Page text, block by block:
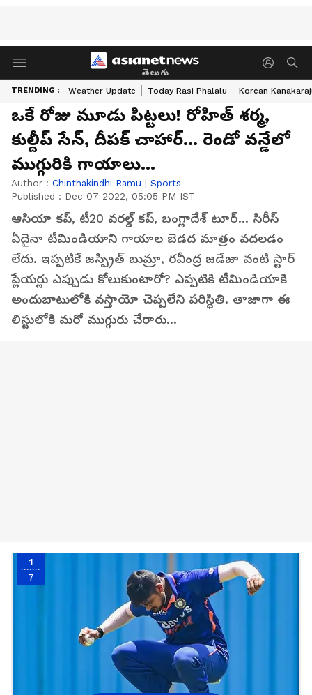
తెలుగు
TRENDING : Weather Update Today Rasi Phalalu Korean
ఒకే రోజు మూడు పిట్టలు! రోహిత్ శర్మ,
కుల్దీప్ సేన్, దీపక్ చాహార్... రెండో వన్డేలో
ముగ్గురికి గాయాలు...
Author : Chinthakindhi Ramu | Sports
Published : Dec 07 2022, 05:05 PM IST
ఆసియా కప్, టీ20 వరల్డ్ కప్, బంగ్లాదేశ్‌ టూర్... సిరీస్
ఏదైనా టీమిండియాని గాయాల బెడద మాత్రం వదలడం
లేదు. ఇప్పటికే జస్ప్రిత్ బుమ్రా, రవీంద్ర జడేజా వంటి స్టార్
ప్లేయర్లు ఎప్పుడు కోలుకుంటారో? ఎప్పటికి టీమిండియాకి
అందుబాటులోకి వస్తాయో చెప్పలేని పరిస్థితి. తాజాగా ఈ
లిస్టులోకి మరో ముగ్గురు చేరారు...
1
7